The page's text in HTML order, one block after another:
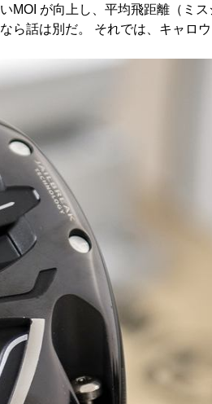
MOI が向上し、平均飛距離（ミ
ら話は別だ。 それでは、キャロウ